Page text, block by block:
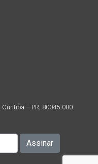
Curitiba – PR, 80045-080